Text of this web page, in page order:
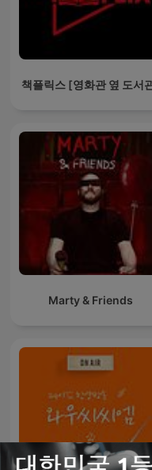
책플릭스 [영화관 옆 도서
Marty & Friends